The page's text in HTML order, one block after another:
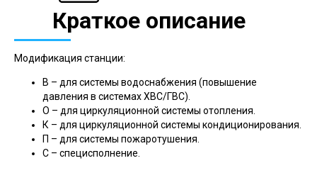
Краткое описание
Модификация станции:
В – для системы водоснабжения (повышение
давления в системах ХВС/ГВС).
О – для циркуляционной системы отопления.
К – для циркуляционной системы кондиционирования.
П – для системы пожаротушения.
С – специсполнение.